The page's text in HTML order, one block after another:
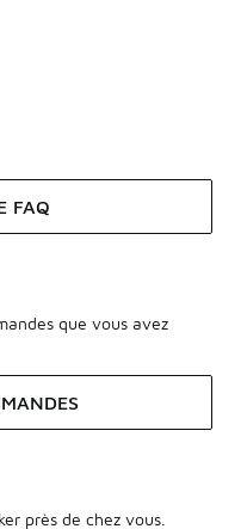
FAQ
que vous avez
près de chez vous.